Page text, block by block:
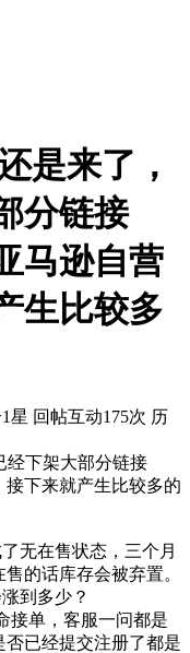
是来了，
分链接
马逊自营
生比较多
星 回帖互动175次 历
经下架大部分链接
下来就产生比较多的
无在售状态，三个月
的话库存会被弃置。
到多少？
接单，客服一问都是
已经提交注册了都是